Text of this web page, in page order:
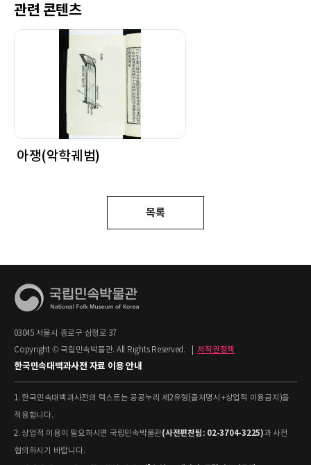
관련 콘텐츠
아쟁(악학궤범)
목록
03045 서울시 종로구 삼청로 37
Copyright © 국립민속박물관. All Rights Reserved.
저작권정책
한국민속대백과사전 자료 이용 안내
1. 한국민속대백과사전의 텍스트는 공공누리 제2유형(출처명시+상업적 이용금지)을
적용합니다.
2. 상업적 이용이 필요하시면 국립민속박물관(사전편찬팀: 02-3704-3225)과 사전
협의하시기 바랍니다.